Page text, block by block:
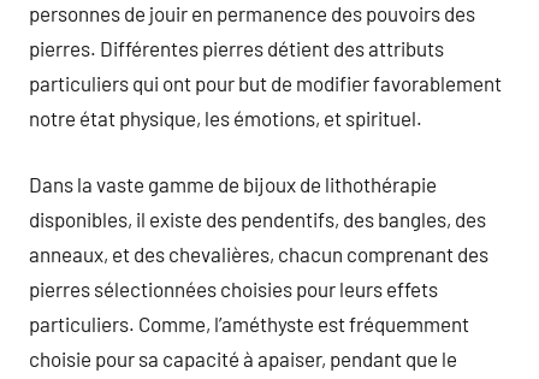
personnes de jouir en permanence des pouvoirs des
pierres. Différentes pierres détient des attributs
particuliers qui ont pour but de modifier favorablement
notre état physique, les émotions, et spirituel.
Dans la vaste gamme de bijoux de lithothérapie
disponibles, il existe des pendentifs, des bangles, des
anneaux, et des chevalières, chacun comprenant des
pierres sélectionnées choisies pour leurs effets
particuliers. Comme, l’améthyste est fréquemment
choisie pour sa capacité à apaiser, pendant que le